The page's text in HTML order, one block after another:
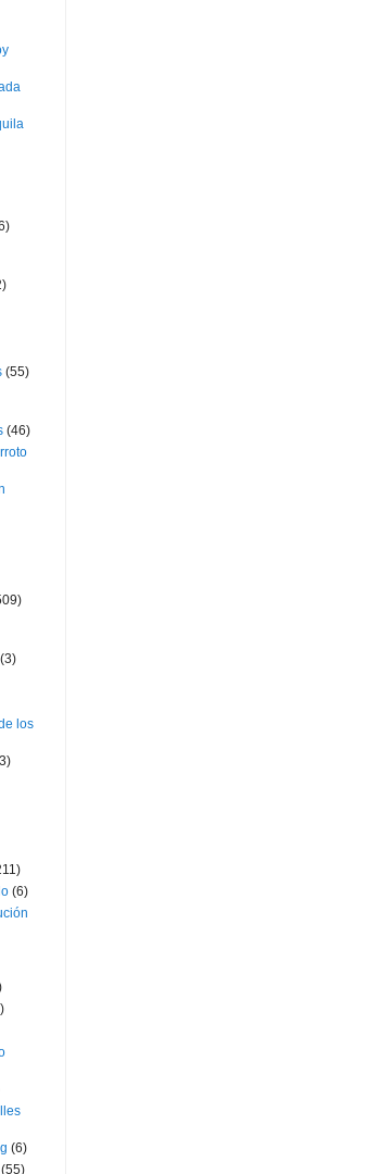
(55)
(46)
(3)
los
(6)
(6)
(55)